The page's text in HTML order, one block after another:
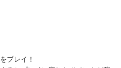
プレイ！